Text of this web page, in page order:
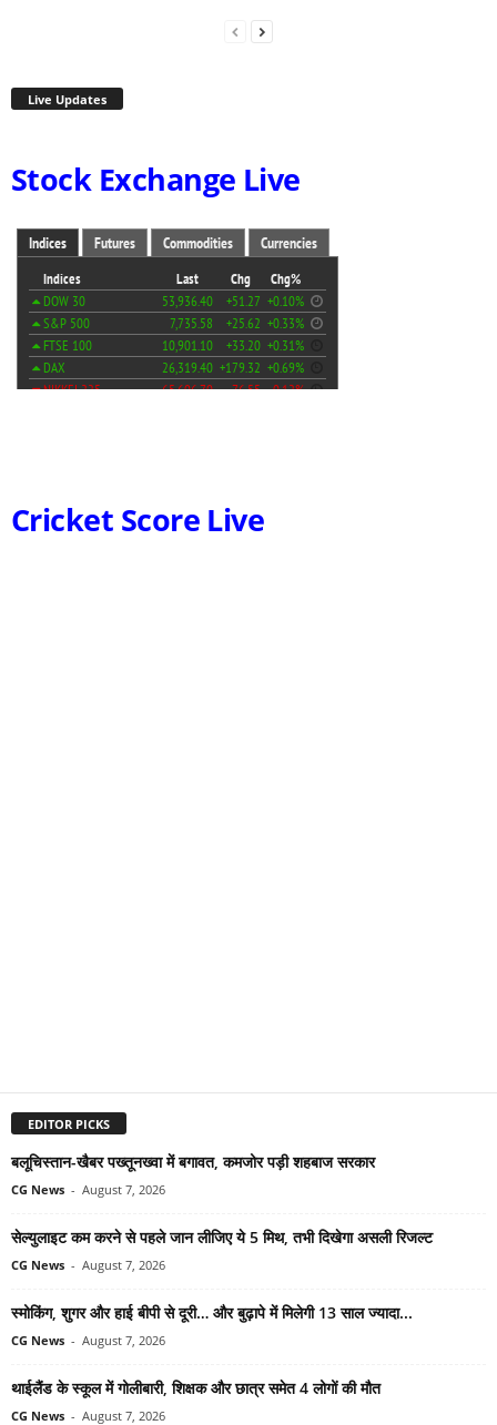
Live Updates
Stock Exchange Live
Cricket Score Live
EDITOR PICKS
बलूचिस्तान-खैबर पख्तूनख्वा में बगावत, कमजोर पड़ी शहबाज सरकार
CG News - August 7, 2026
सेल्युलाइट कम करने से पहले जान लीजिए ये 5 मिथ, तभी दिखेगा असली रिजल्ट
CG News - August 7, 2026
स्मोकिंग, शुगर और हाई बीपी से दूरी… और बुढ़ापे में मिलेगी 13 साल ज्यादा...
CG News - August 7, 2026
थाईलैंड के स्कूल में गोलीबारी, शिक्षक और छात्र समेत 4 लोगों की मौत
CG News - August 7, 2026